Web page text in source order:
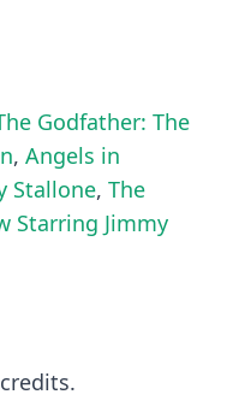
Godfather: The
, Angels in
Stallone, The
Starring Jimmy